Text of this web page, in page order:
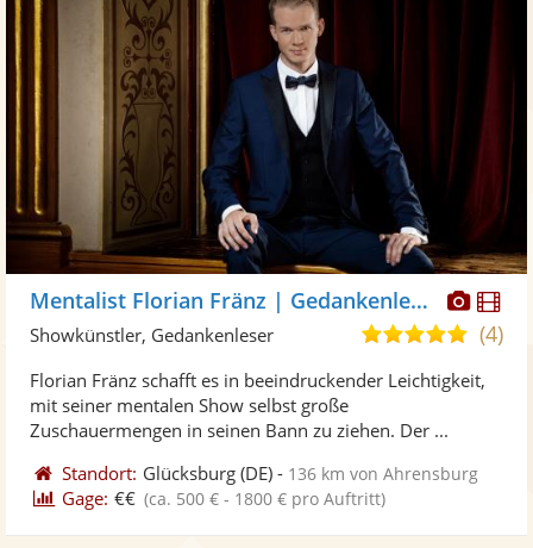
Fotos
Mentalist Florian Fränz | Gedankenleser
5,0
5
(4)
Showkünstler, Gedankenleser
Florian Fränz schafft es in beeindruckender Leichtigkeit,
mit seiner mentalen Show selbst große
Zuschauermengen in seinen Bann zu ziehen. Der ...
Standort: Glücksburg (DE) - 136 km von Ahrensburg
Gage: €€ (ca. 500 € - 1800 € pro Auftritt)